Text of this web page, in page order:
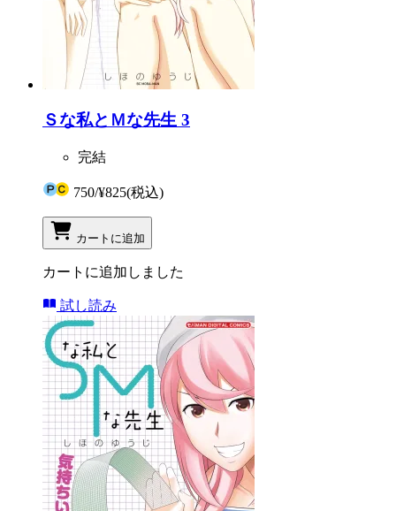
Ｓな私とＭな先生 3
完結
750/¥825(税込)
カートに追加
カートに追加しました
試し読み